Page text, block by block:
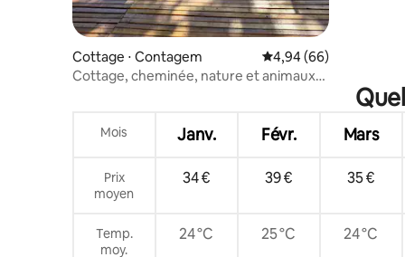
Cottage ⋅ Contagem Évaluation moyenne
4,94 (66)
Cottage, cheminée, nature et animaux
Mois Janv. Févr. Mars
Prix
moyen
34 € 39 € 35 €
Temp.
moy.
24 °C 25 °C 24 °C